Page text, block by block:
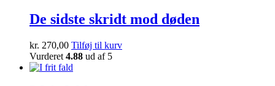
De sidste skridt mod døden
kr. 270,00 Tilføj til kurv
Vurderet 4.88 ud af 5